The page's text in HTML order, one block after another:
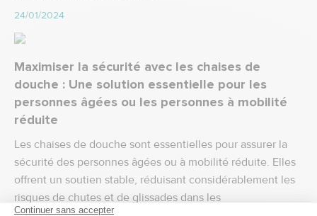
24/01/2024
Maximiser la sécurité avec les chaises de
douche : Une solution essentielle pour les
personnes âgées ou les personnes à mobilité
réduite
Les chaises de douche sont essentielles pour assurer la
sécurité des personnes âgées ou à mobilité réduite. Elles
offrent un soutien stable, réduisant considérablement les
risques de chutes et de glissades dans les